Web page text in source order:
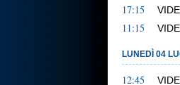
17:15
11:15
LUNEDÌ 04
12:45